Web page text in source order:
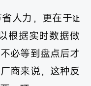
人力，更在于让
根据实时数据做
必等到盘点后才
商来说，这种反